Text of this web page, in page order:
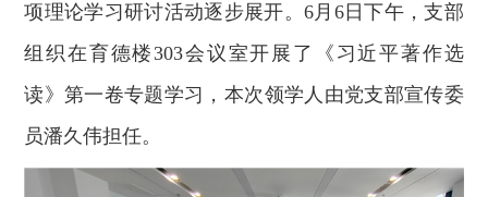
项理论学习研讨活动逐步展开。 6月6日下午，支部
组织在育德楼303会议室开展了《习近平著作选
读》第一卷专题学习，本次领学人由党支部宣传委
员潘久伟担任。